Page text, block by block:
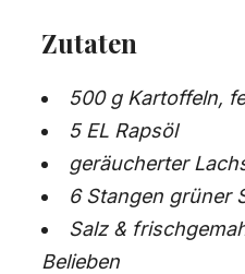
Zutaten
500 g Kartoffeln,
5 EL Rapsöl
geräucherter
6 Stangen grüner
Salz &
Belieben